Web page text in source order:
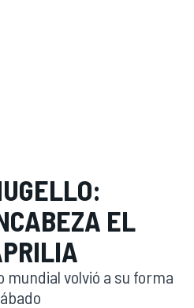
EL
mundial volvió a su forma